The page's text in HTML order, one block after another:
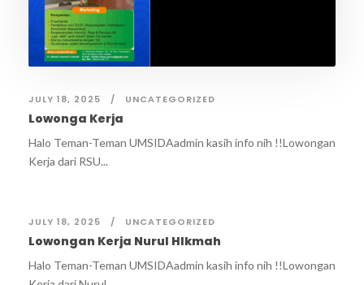
JULY 18, 2025 UNCATEGORIZED
Lowonga Kerja
Halo Teman-Teman UMSIDAadmin kasih info nih !!Lowongan
Kerja dari RSU...
JULY 18, 2025 UNCATEGORIZED
Lowongan Kerja Nurul HIkmah
Halo Teman-Teman UMSIDAadmin kasih info nih !!Lowongan